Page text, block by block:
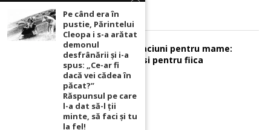
Sunt 2 rugaciuni pentru mame:
pentru fiu si pentru fiica
Pe când era în
pustie, Părintelui
Cleopa i s-a arătat
demonul
desfrânării şi i-a
spus: „Ce-ar fi
dacă vei cădea în
păcat?”
Răspunsul pe care
l-a dat să-l ții
minte, să faci și tu
la fel!